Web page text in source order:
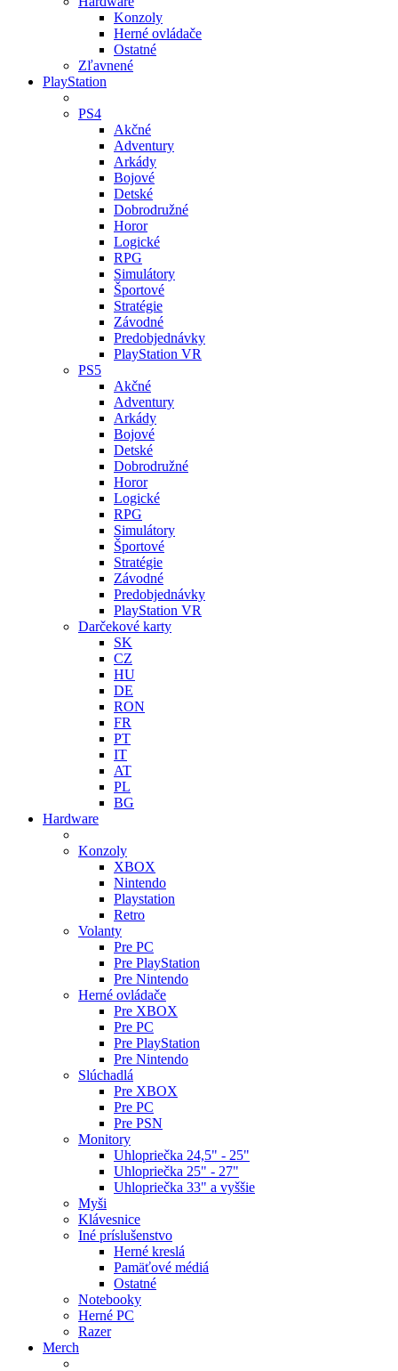
Konzoly
Herné ovládače
Ostatné
Zľavnené
PlayStation
PS4
Akčné
Adventury
Arkády
Bojové
Detské
Dobrodružné
Horor
Logické
RPG
Simulátory
Športové
Stratégie
Závodné
Predobjednávky
PlayStation VR
PS5
Akčné
Adventury
Arkády
Bojové
Detské
Dobrodružné
Horor
Logické
RPG
Simulátory
Športové
Stratégie
Závodné
Predobjednávky
PlayStation VR
Darčekové karty
SK
CZ
HU
DE
RON
FR
PT
IT
AT
PL
BG
Hardware
Konzoly
XBOX
Nintendo
Playstation
Retro
Volanty
Pre PC
Pre PlayStation
Pre Nintendo
Herné ovládače
Pre XBOX
Pre PC
Pre PlayStation
Pre Nintendo
Slúchadlá
Pre XBOX
Pre PC
Pre PSN
Monitory
Uhlopriečka 24,5" - 25"
Uhlopriečka 25" - 27"
Uhlopriečka 33" a vyššie
Myši
Klávesnice
Iné príslušenstvo
Herné kreslá
Pamäťové médiá
Ostatné
Notebooky
Herné PC
Razer
Merch